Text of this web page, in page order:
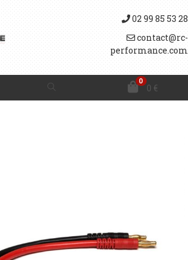
02 99 85 53 28
contact@rc-
performance.com
0
0 €